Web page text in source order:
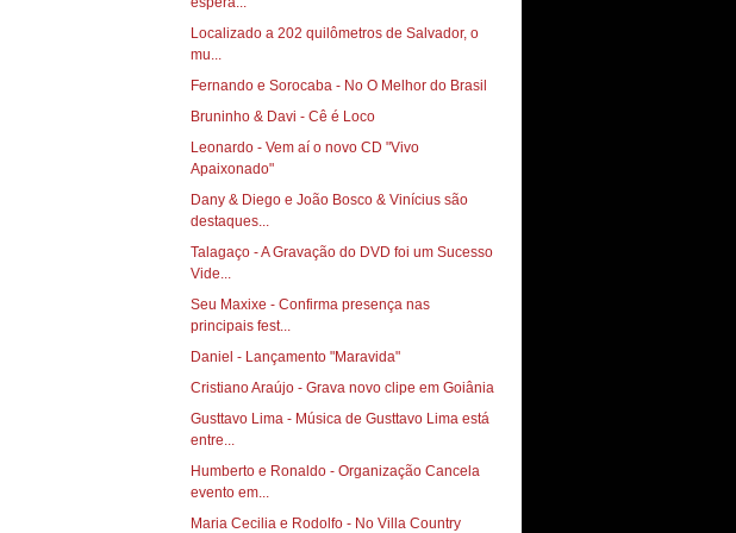
Localizado a 202 quilômetros de Salvador, o
mu...
Fernando e Sorocaba - No O Melhor do Brasil
Bruninho & Davi - Cê é Loco
Leonardo - Vem aí o novo CD "Vivo
Apaixonado"
Dany & Diego e João Bosco & Vinícius são
destaques...
Talagaço - A Gravação do DVD foi um Sucesso
Vide...
Seu Maxixe - Confirma presença nas
principais fest...
Daniel - Lançamento "Maravida"
Cristiano Araújo - Grava novo clipe em Goiânia
Gusttavo Lima - Música de Gusttavo Lima está
entre...
Humberto e Ronaldo - Organização Cancela
evento em...
Maria Cecilia e Rodolfo - No Villa Country